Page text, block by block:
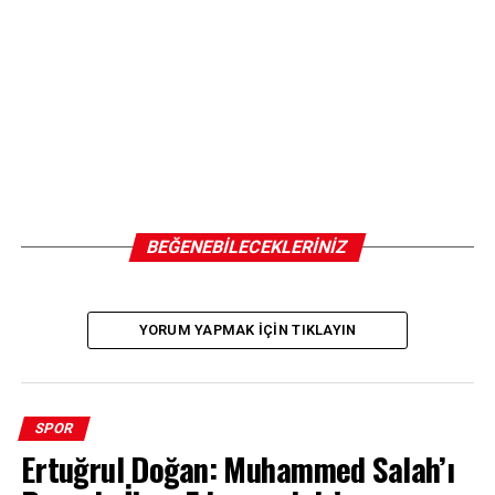
BEĞENEBILECEKLERINIZ
YORUM YAPMAK IÇIN TIKLAYIN
SPOR
Ertuğrul Doğan: Muhammed Salah’ı